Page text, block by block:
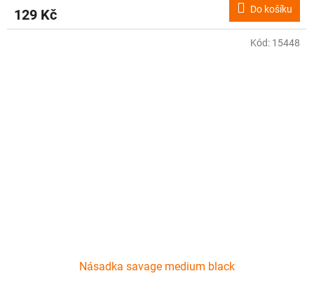
129 Kč Do košíku
Násadka savage medium black
Kód: 15448